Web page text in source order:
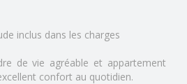
inclus dans les charges
de vie agréable et appartement
confort au quotidien.